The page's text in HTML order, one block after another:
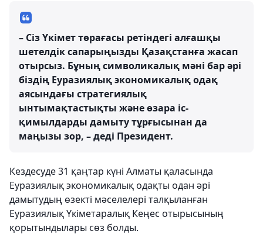
– Сіз Үкімет төрағасы ретіндегі алғашқы
шетелдік сапарыңызды Қазақстанға жасап
отырсыз. Бұның символикалық мәні бар әрі
біздің Еуразиялық экономикалық одақ
аясындағы стратегиялық
ынтымақтастықты және өзара іс-
қимылдарды дамыту тұрғысынан да
маңызы зор, – деді Президент.
Кездесуде 31 қаңтар күні Алматы қаласында
Еуразиялық экономикалық одақты одан әрі
дамытудың өзекті мәселелері талқыланған
Еуразиялық Үкіметаралық Кеңес отырысының
қорытындылары сөз болды.